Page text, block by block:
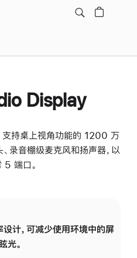
Display
持桌上视角功能的 1200 万
音棚级麦克风和扬声器，以
5 端口。
计，可减少使用环境中的屏
光。